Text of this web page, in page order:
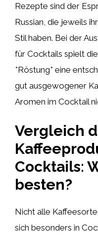
Rezepte sind der
Russian, die jeweils
Stil haben. Bei der
für Cocktails spielt
*Röstung* eine
gut ausgewogener
Aromen im Cocktail
Vergleich
Cocktails:
besten?
Nicht alle
sich besonders in